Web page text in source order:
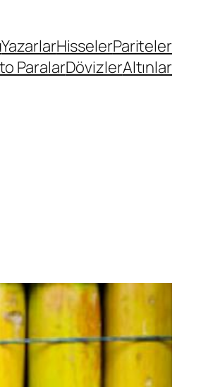
YazarlarHisselerPariteler
ParalarDövizlerAltınlar